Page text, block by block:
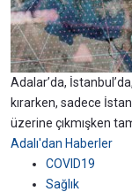
Adalar’da,
kırarken, sadece
üzerine çıkmışken
Adalı'dan Haberler
COVID19
Sağlık